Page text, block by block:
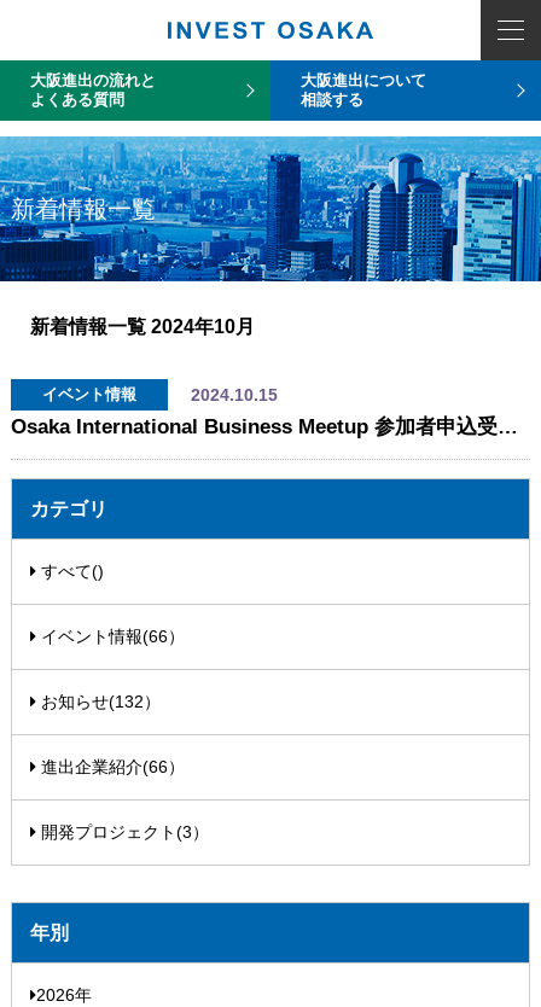
大阪進出の流れと
よくある質問
大阪進出について
相談する
新着情報一覧
新着情報一覧2024年10月
イベント情報 2024.10.15
Osaka International Business Meetup 参加者申込受付中！
カテゴリ
すべて()
イベント情報(66）
お知らせ(132）
進出企業紹介(66）
開発プロジェクト(3）
年別
2026年